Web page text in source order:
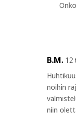
B.M. 12
noihin
niin